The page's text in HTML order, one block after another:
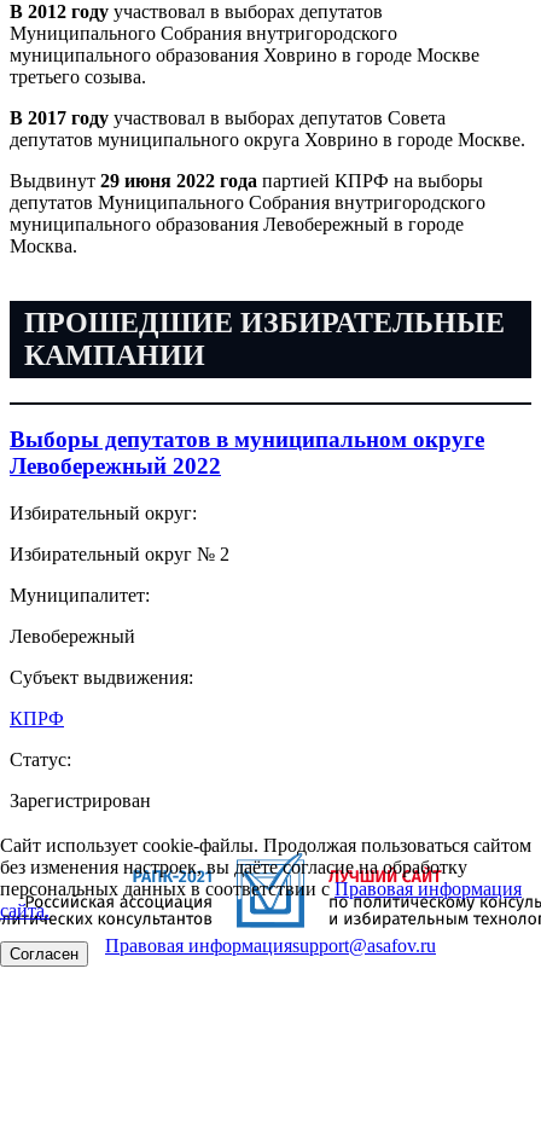
В 2012 году участвовал в выборах депутатов
Муниципального Собрания внутригородского
муниципального образования Ховрино в городе Москве
третьего созыва.
В 2017 году участвовал в выборах депутатов Совета
депутатов муниципального округа Ховрино в городе Москве.
Выдвинут 29 июня 2022 года партией КПРФ на выборы
депутатов Муниципального Собрания внутригородского
муниципального образования Левобережный в городе
Москва.
ПРОШЕДШИЕ ИЗБИРАТЕЛЬНЫЕ
КАМПАНИИ
Выборы депутатов в муниципальном округе
Левобережный 2022
Избирательный округ:
Избирательный округ № 2
Муниципалитет:
Левобережный
Субъект выдвижения:
КПРФ
Статус:
Зарегистрирован
Сайт использует cookie-файлы. Продолжая пользоваться сайтом
без изменения настроек, вы даёте согласие на обработку
персональных данных в соответствии сПравовая информация
сайта.
Согласен Правовая информацияsupport@asafov.ru